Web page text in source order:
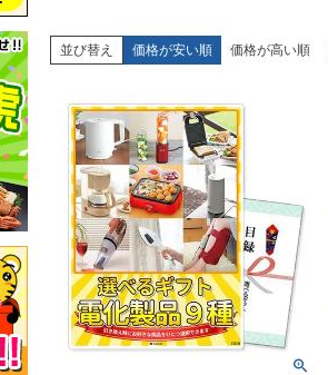
並び替え 価格が安い順 価格が高い順